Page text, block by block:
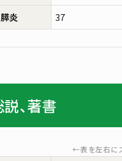
炎
37
、著書
←表を左右に